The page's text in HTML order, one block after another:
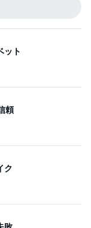
ット
頼
ク